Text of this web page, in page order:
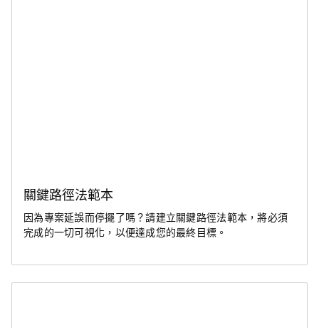
關鍵路徑法範本
因為專案延誤而停擺了嗎？請建立關鍵路徑法範本，將必須
完成的一切可視化，以便達成您的最終目標。